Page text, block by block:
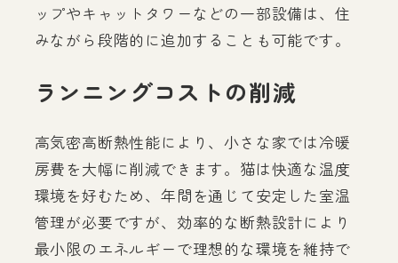
ップやキャットタワーなどの一部設備は、住
みながら段階的に追加することも可能です。
ランニングコストの削減
高気密高断熱性能により、小さな家では冷暖
房費を大幅に削減できます。猫は快適な温度
環境を好むため、年間を通じて安定した室温
管理が必要ですが、効率的な断熱設計により
最小限のエネルギーで理想的な環境を維持で